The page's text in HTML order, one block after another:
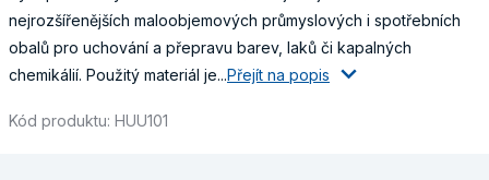
nejrozšířenějších maloobjemových průmyslových i spotřebních
obalů pro uchování a přepravu barev, laků či kapalných
chemikálií. Použitý materiál je...Přejít na popis
Kód produktu: HUU101